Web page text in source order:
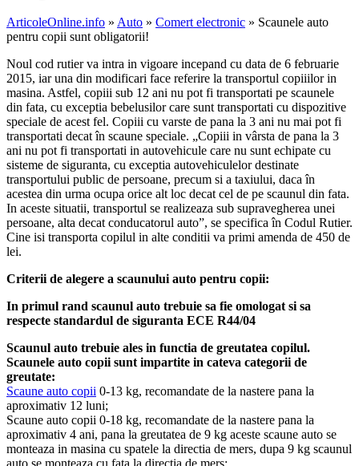
ArticoleOnline.info » Auto » Comert electronic » Scaunele auto
pentru copii sunt obligatorii!
Noul cod rutier va intra in vigoare incepand cu data de 6 februarie
2015, iar una din modificari face referire la transportul copiiilor in
masina. Astfel, copiii sub 12 ani nu pot fi transportati pe scaunele
din fata, cu exceptia bebelusilor care sunt transportati cu dispozitive
speciale de acest fel. Copiii cu varste de pana la 3 ani nu mai pot fi
transportati decat în scaune speciale. „Copiii in vârsta de pana la 3
ani nu pot fi transportati in autovehicule care nu sunt echipate cu
sisteme de siguranta, cu exceptia autovehiculelor destinate
transportului public de persoane, precum si a taxiului, daca în
acestea din urma ocupa orice alt loc decat cel de pe scaunul din fata.
In aceste situatii, transportul se realizeaza sub supravegherea unei
persoane, alta decat conducatorul auto”, se specifica în Codul Rutier.
Cine isi transporta copilul in alte conditii va primi amenda de 450 de
lei.
Criterii de alegere a scaunului auto pentru copii:
In primul rand scaunul auto trebuie sa fie omologat si sa
respecte standardul de siguranta ECE R44/04
Scaunul auto trebuie ales in functia de greutatea copilul.
Scaunele auto copii sunt impartite in cateva categorii de
greutate:
Scaune auto copii 0-13 kg, recomandate de la nastere pana la
aproximativ 12 luni;
Scaune auto copii 0-18 kg, recomandate de la nastere pana la
aproximativ 4 ani, pana la greutatea de 9 kg aceste scaune auto se
monteaza in masina cu spatele la directia de mers, dupa 9 kg scaunul